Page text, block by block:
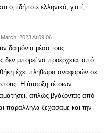
ο,τιδήποτε ελληνικό, γιατί;
March, 2023 At 09:06
δαιμόνια μέσα τους.
δεν μπορεί να προέρχεται από
έχει πληθώρα αναφορών σε
Η ύπαρξη τέτοιων
απλώς βγάζοντας από
παράλληλα ξεχάσαμε και την